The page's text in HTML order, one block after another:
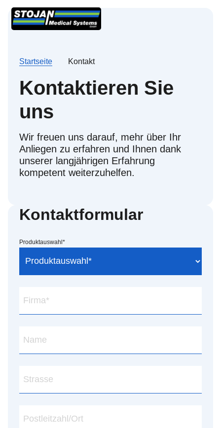
Startseite Kontakt
Kontaktieren Sie
uns
Wir freuen uns darauf, mehr über Ihr
Anliegen zu erfahren und Ihnen dank
unserer langjährigen Erfahrung
kompetent weiterzuhelfen.
Kontaktformular
Produktauswahl *